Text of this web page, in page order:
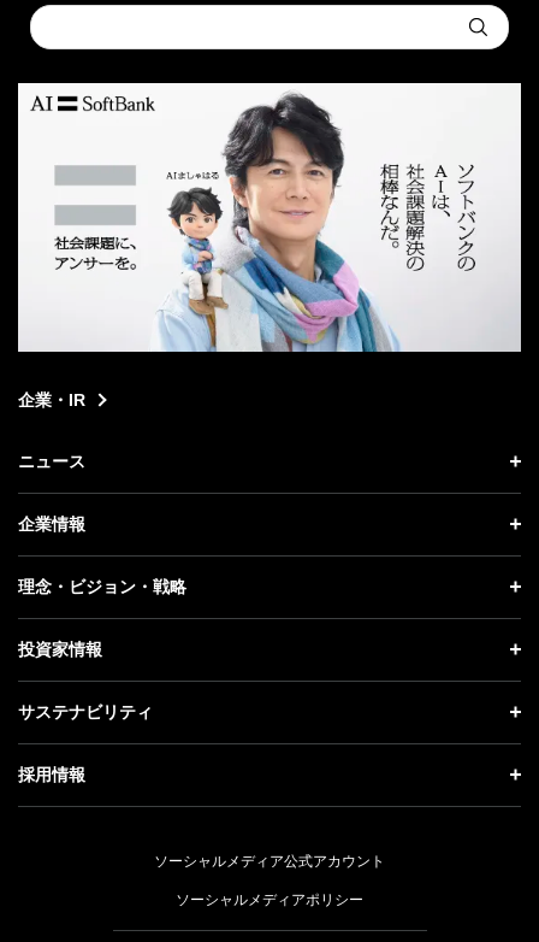
Conduct
a
Submit
企業・IR
ニュース
ニュース トップ
プレスリリース
更新情報
記者説明会
企業情報
企業情報 トップ
社長メッセージ
事業紹介
ガバナンス
理念・ビジョン・戦略
理念・ビジョン・戦略 トップ
成長戦略「Activate AI for Society」
人材戦略
投資家情報
投資家情報 トップ
経営方針
個人投資家の皆さまへ
サステナビリティ
サステナビリティ トップ
トップメッセージ
ESG方針・体制
採用情報
ソーシャルメディア公式アカウント
ソーシャルメディアポリシー